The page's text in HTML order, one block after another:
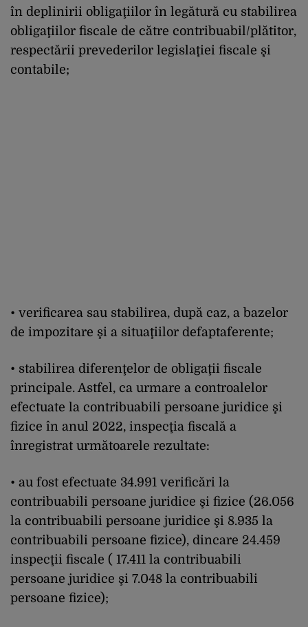
în deplinirii obligaţiilor în legătură cu stabilirea
obligaţiilor fiscale de către contribuabil/plătitor,
respectării prevederilor legislaţiei fiscale şi
contabile;
• verificarea sau stabilirea, după caz, a bazelor
de impozitare şi a situaţiilor defaptaferente;
• stabilirea diferenţelor de obligaţii fiscale
principale. Astfel, ca urmare a controalelor
efectuate la contribuabili persoane juridice şi
fizice în anul 2022, inspecţia fiscală a
înregistrat următoarele rezultate:
• au fost efectuate 34.991 verificări la
contribuabili persoane juridice şi fizice (26.056
la contribuabili persoane juridice şi 8.935 la
contribuabili persoane fizice), dincare 24.459
inspecţii fiscale ( 17.411 la contribuabili
persoane juridice şi 7.048 la contribuabili
persoane fizice);